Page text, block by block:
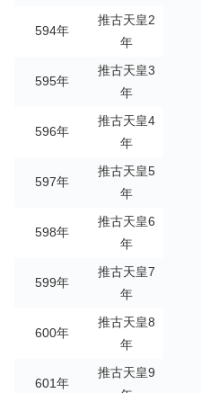
594年
推古天皇2
年
595年
推古天皇3
年
596年
推古天皇4
年
597年
推古天皇5
年
598年
推古天皇6
年
599年
推古天皇7
年
600年
推古天皇8
年
601年
推古天皇9